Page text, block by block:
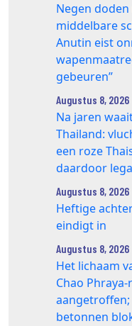
Negen
middelbare
Anutin eist
gebeuren”
Augustus 8, 2026
Na jaren
Thailand:
een roze
daardoor
Augustus 8, 2026
Heftige
eindigt in
Augustus 8, 2026
Het lichaam
Chao
betonnen